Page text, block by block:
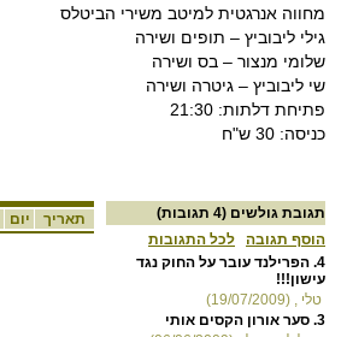
מחווה אנרגטית למיטב משירי הביטלס
גילי ליבוביץ – תופים ושירה
שלומי מנצור – בס ושירה
שי ליבוביץ – גיטרה ושירה
פתיחת דלתות: 21:30
כניסה: 30 ש"ח
יום תאריך תגובת גולשים (4 תגובות)
הוסף תגובה
לכל התגובות
4. הפרילנד עובר על החוק נגד
עישון!!!
טלי , (19/07/2009)
3. סער אורון הקסים אותי